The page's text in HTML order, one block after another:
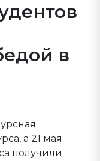
в
а 21 мая
получили